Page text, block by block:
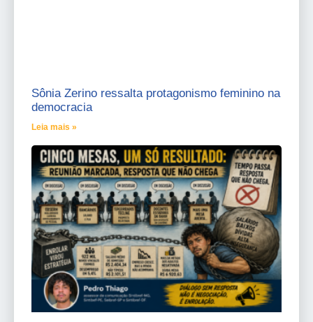
Sônia Zerino ressalta protagonismo feminino na
democracia
Leia mais »